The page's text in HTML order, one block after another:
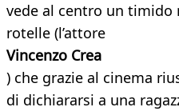
vede al centro un timido
rotelle (l’attore
Vincenzo Crea
) che grazie al cinema
di dichiararsi a una